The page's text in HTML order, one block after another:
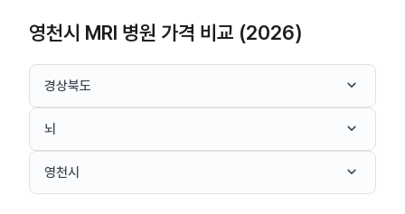
영천시 MRI 병원 가격 비교 (2026)
경상북도 keyboard_arrow_down
뇌 keyboard_arrow_down
영천시 keyboard_arrow_down